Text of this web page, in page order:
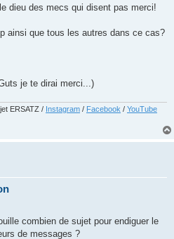
dieu des mecs qui disent pas merci!
ainsi que tous les autres dans ce cas?
je te dirai merci...)
ERSATZ / Instagram / Facebook / YouTube
combien de sujet pour endiguer le
de messages ?